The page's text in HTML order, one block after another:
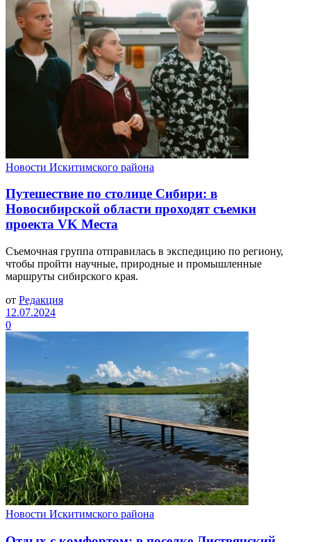
Новости Искитимского района
Путешествие по столице Сибири: в
Новосибирской области проходят съемки
проекта VK Места
Съемочная группа отправилась в экспедицию по региону,
чтобы пройти научные, природные и промышленные
маршруты сибирского края.
от Редакция
12.07.2024
0
Новости Искитимского района